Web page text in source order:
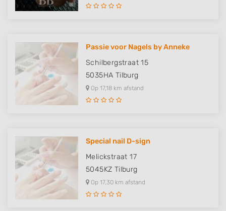
Passie voor Nagels by Anneke
Schilbergstraat 15
5035HA Tilburg
Op 17,18 km afstand
Special nail D-sign
Melickstraat 17
5045KZ Tilburg
Op 17,30 km afstand
Measure advertising performance
Understand audiences through statistics
or combinations of data from different
sources
Develop and improve services
Use limited data to select content
Use precise geolocation data
Identify devices based on information
actively requested
Non-IAB processing purposes:
Necessary